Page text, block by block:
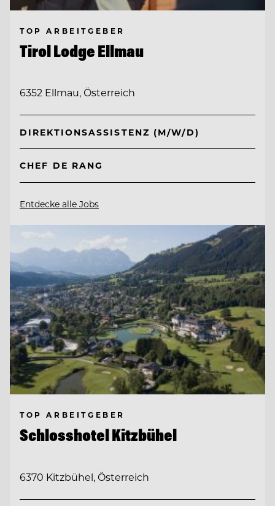
TOP ARBEITGEBER
Tirol Lodge Ellmau
6352 Ellmau, Österreich
DIREKTIONSASSISTENZ (M/W/D)
CHEF DE RANG
Entdecke alle Jobs
TOP ARBEITGEBER
Schlosshotel Kitzbühel
6370 Kitzbühel, Österreich